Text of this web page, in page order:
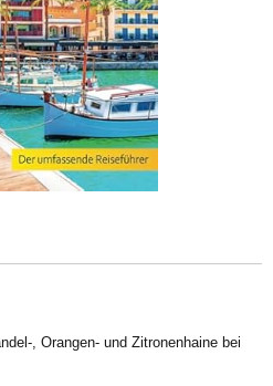
, Orangen- und Zitronenhaine bei